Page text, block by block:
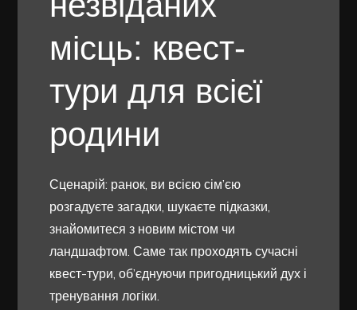
місць: квест-
тури для всієї
родини
Сценарій: ранок, ви всією сім’єю
розгадуєте загадки, шукаєте підказки,
знайомитеся з новим містом чи
ландшафтом. Саме так проходять сучасні
квест-тури, об’єднуючи пригодницький дух і
тренування логіки.